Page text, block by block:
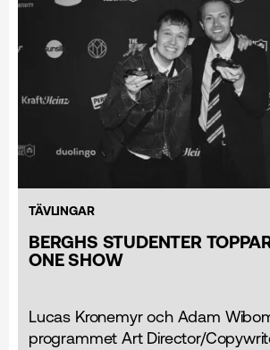
TÄVLINGAR
BERGHS STUDENTER
ONE SHOW
Lucas Kronemyr och Adam
programmet Art Director/